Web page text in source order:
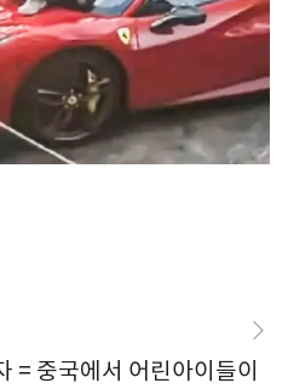
= 중국에서 어린아이들이